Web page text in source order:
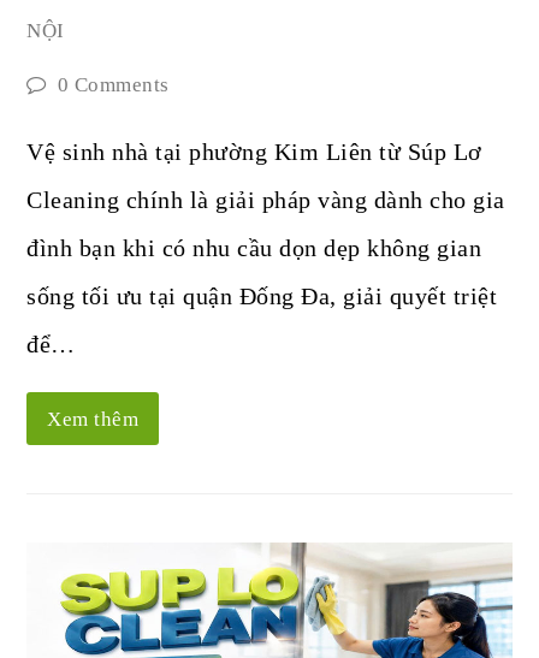
NỘI
0 Comments
Vệ sinh nhà tại phường Kim Liên từ Súp Lơ
Cleaning chính là giải pháp vàng dành cho gia
đình bạn khi có nhu cầu dọn dẹp không gian
sống tối ưu tại quận Đống Đa, giải quyết triệt
để…
Xem thêm